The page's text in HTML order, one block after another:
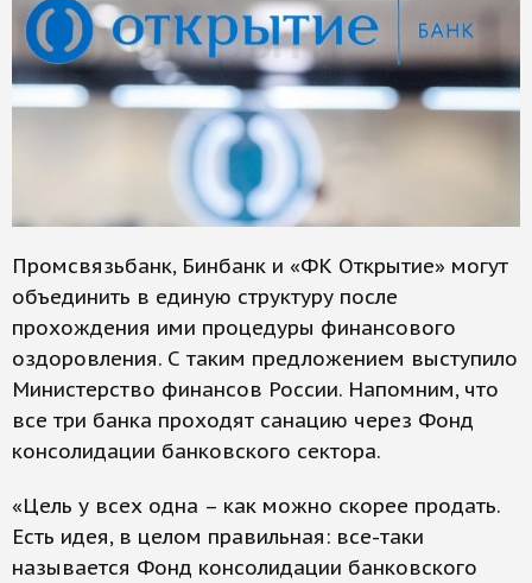
Промсвязьбанк, Бинбанк и «ФК Открытие» могут
объединить в единую структуру после
прохождения ими процедуры финансового
оздоровления. С таким предложением выступило
Министерство финансов России. Напомним, что
все три банка проходят санацию через Фонд
консолидации банковского сектора.
«Цель у всех одна – как можно скорее продать.
Есть идея, в целом правильная: все-таки
называется Фонд консолидации банковского